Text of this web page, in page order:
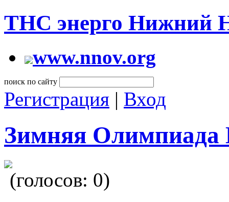
ТНС энерго Нижний
www.nnov.org
поиск по сайту
Регистрация | Вход
Зимняя Олимпиада
(голосов: 0)